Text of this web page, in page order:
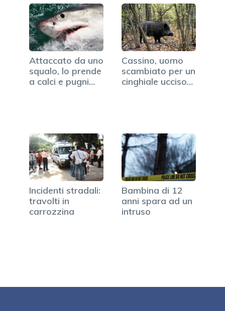
Attaccato da uno
squalo, lo prende
a calci e pugni…
Cassino, uomo
scambiato per un
cinghiale ucciso…
Incidenti stradali:
travolti in
carrozzina
Bambina di 12
anni spara ad un
intruso